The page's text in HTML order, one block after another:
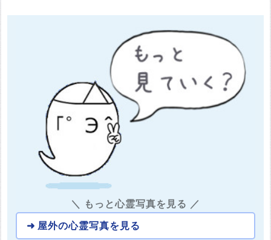
＼ もっと心霊写真を見る ／
屋外の心霊写真を見る